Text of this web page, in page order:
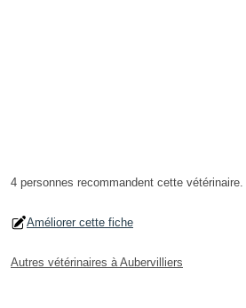
4 personnes recommandent cette vétérinaire.
Améliorer cette fiche
Autres vétérinaires à Aubervilliers